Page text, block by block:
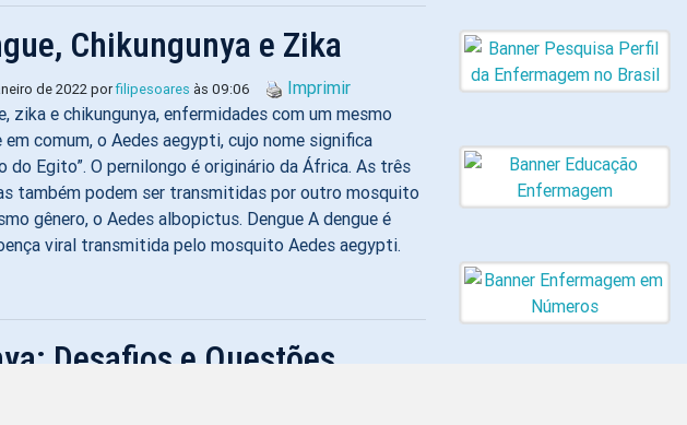
Chikungunya e Zika
de 2022 porfilipesoares às 09:06
Imprimir
zika e chikungunya, enfermidades com um mesmo
em comum, o Aedes aegypti, cujo nome significa
do Egito”. O pernilongo é originário da África. As três
também podem ser transmitidas por outro mosquito
gênero, o Aedes albopictus. Dengue A dengue é
viral transmitida pelo mosquito Aedes aegypti.
Desafios e Questões